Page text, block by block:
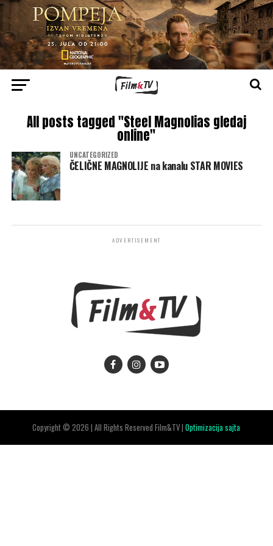
All posts tagged "Steel Magnolias gledaj
online"
UNCATEGORIZED
ČELIČNE MAGNOLIJE na kanalu STAR MOVIES
ADVERTISEMENT
Copyright © 2026 | All Rights Reserved Film&TV |Optimizacija sajta